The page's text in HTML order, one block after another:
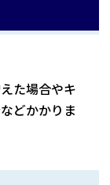
た場合やキ
どかかりま